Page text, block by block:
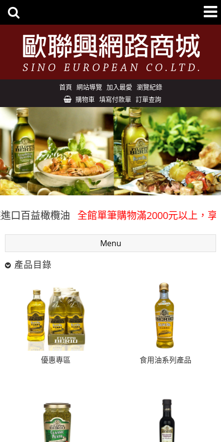
首頁 網站導覽 加入最愛 瀏覽紀錄
購物車 填寫付款單 訂單查詢
百益橄欖油 全館單筆購物滿2000元以上，享
Menu
產品目錄
優惠專區 食用油系列產品